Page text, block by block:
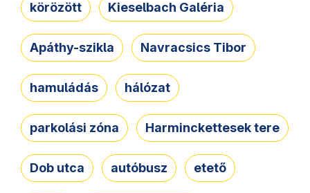
körözött Kieselbach Galéria
Apáthy-szikla Navracsics Tibor
hamuládás hálózat
parkolási zóna Harminckettesek tere
Dob utca autóbusz etető